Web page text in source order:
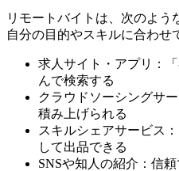
リモートバイトは、次のよう
自分の目的やスキルに合わせ
求人サイト・アプリ：
んで検索する
クラウドソーシングサ
積み上げられる
スキルシェアサービス
して出品できる
SNSや知人の紹介：信